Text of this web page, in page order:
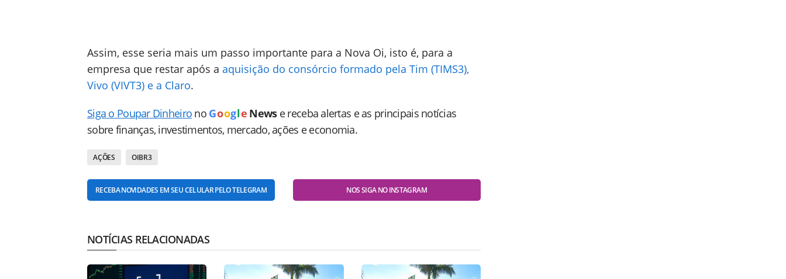
Assim, esse seria mais um passo importante para a Nova Oi, isto é, para a
empresa que restar após a aquisição do consórcio formado pela Tim (TIMS3),
Vivo (VIVT3) e a Claro.
Siga o Poupar Dinheiro no Goog le News e receba alertas e as principais notícias
sobre finanças, investimentos, mercado, ações e economia.
AÇÕES OIBR3
RECEBA NOVIDADES EM SEU CELULAR PELO TELEGRAM NOS SIGA NO INSTAGRAM
NOTÍCIAS RELACIONADAS